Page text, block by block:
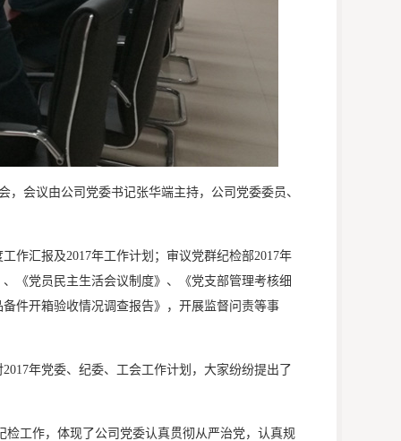
，会议由公司党委书记张华端主持，公司党委委员、
作汇报及2017年工作计划；审议党群纪检部2017年
《党员民主生活会议制度》、《党支部管理考核细
件开箱验收情况调查报告》，开展监督问责等事
年党委、纪委、工会工作计划，大家纷纷提出了
工作，体现了公司党委认真贯彻从严治党，认真规